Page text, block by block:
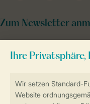
Zum Newsletter